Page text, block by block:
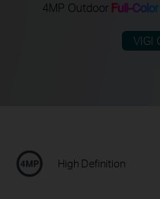
4MP Outdoor Full-Color
VIGI
High Definition